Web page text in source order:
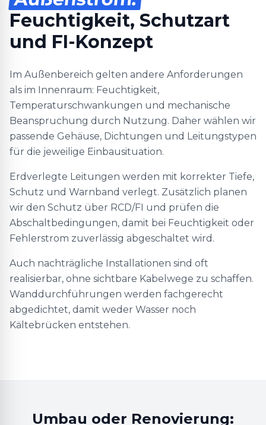
Feuchtigkeit, Schutzart
und FI-Konzept
Im Außenbereich gelten andere Anforderungen
als im Innenraum: Feuchtigkeit,
Temperaturschwankungen und mechanische
Beanspruchung durch Nutzung. Daher wählen wir
passende Gehäuse, Dichtungen und Leitungstypen
für die jeweilige Einbausituation.
Erdverlegte Leitungen werden mit korrekter Tiefe,
Schutz und Warnband verlegt. Zusätzlich planen
wir den Schutz über RCD/FI und prüfen die
Abschaltbedingungen, damit bei Feuchtigkeit oder
Fehlerstrom zuverlässig abgeschaltet wird.
Auch nachträgliche Installationen sind oft
realisierbar, ohne sichtbare Kabelwege zu schaffen.
Wanddurchführungen werden fachgerecht
abgedichtet, damit weder Wasser noch
Kältebrücken entstehen.
Umbau oder Renovierung: